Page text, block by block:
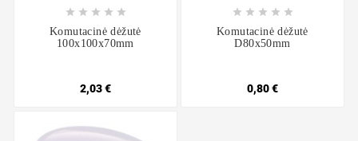
    
Komutacinė dėžutė
100x100x70mm
2,03 €
    
Komutacinė dėžutė
D80x50mm
0,80 €